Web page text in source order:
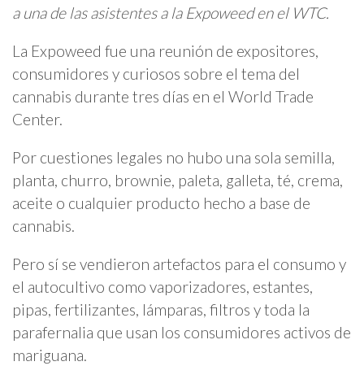
a una de las asistentes a la Expoweed en el WTC.
La Expoweed fue una reunión de expositores,
consumidores y curiosos sobre el tema del
cannabis durante tres días en el World Trade
Center.
Por cuestiones legales no hubo una sola semilla,
planta, churro, brownie, paleta, galleta, té, crema,
aceite o cualquier producto hecho a base de
cannabis.
Pero sí se vendieron artefactos para el consumo y
el autocultivo como vaporizadores, estantes,
pipas, fertilizantes, lámparas, filtros y toda la
parafernalia que usan los consumidores activos de
mariguana.